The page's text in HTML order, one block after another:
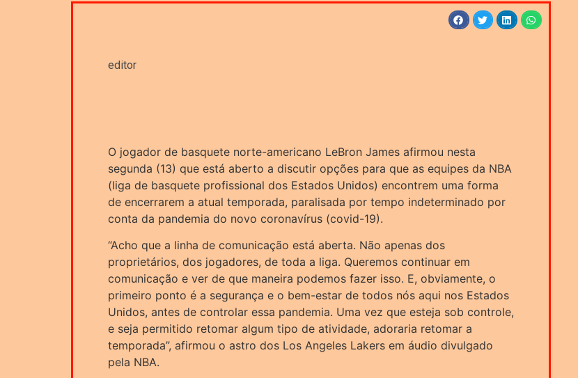
editor
O jogador de basquete norte-americano LeBron James afirmou nesta
segunda (13) que está aberto a discutir opções para que as equipes da NBA
(liga de basquete profissional dos Estados Unidos) encontrem uma forma
de encerrarem a atual temporada, paralisada por tempo indeterminado por
conta da pandemia do novo coronavírus (covid-19).
“Acho que a linha de comunicação está aberta. Não apenas dos
proprietários, dos jogadores, de toda a liga. Queremos continuar em
comunicação e ver de que maneira podemos fazer isso. E, obviamente, o
primeiro ponto é a segurança e o bem-estar de todos nós aqui nos Estados
Unidos, antes de controlar essa pandemia. Uma vez que esteja sob controle,
e seja permitido retomar algum tipo de atividade, adoraria retomar a
temporada”, afirmou o astro dos Los Angeles Lakers em áudio divulgado
pela NBA.